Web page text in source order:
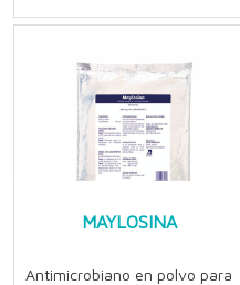
MAYLOSINA
Antimicrobiano en polvo para